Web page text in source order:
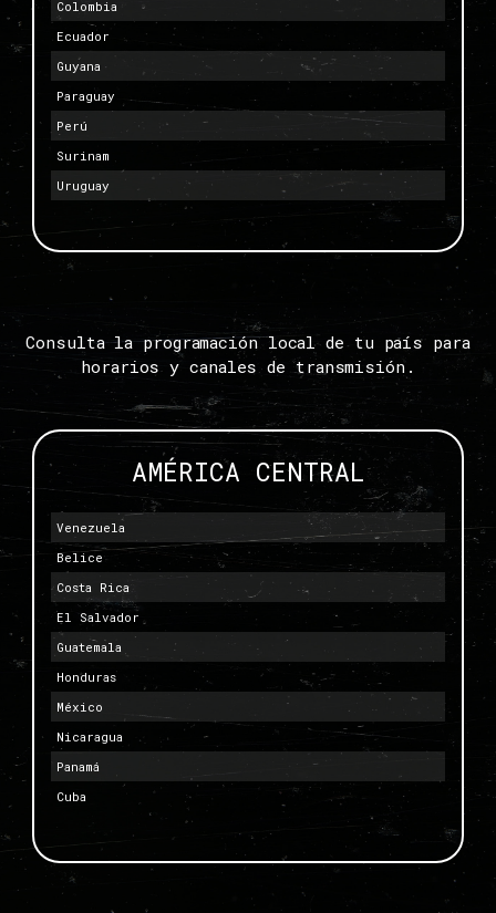
Colombia
Ecuador
Guyana
Paraguay
Perú
Surinam
Uruguay
Consulta la programación local de tu país para
horarios y canales de transmisión.
AMÉRICA CENTRAL
Venezuela
Belice
Costa Rica
El Salvador
Guatemala
Honduras
México
Nicaragua
Panamá
Cuba